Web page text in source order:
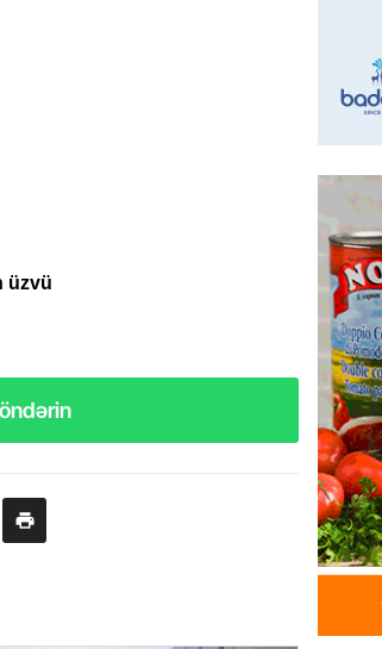
üzvü
ÖZƏL
GÜNDƏM
Aytən
verildi
GÜNDƏM
HADISƏ
şəxs